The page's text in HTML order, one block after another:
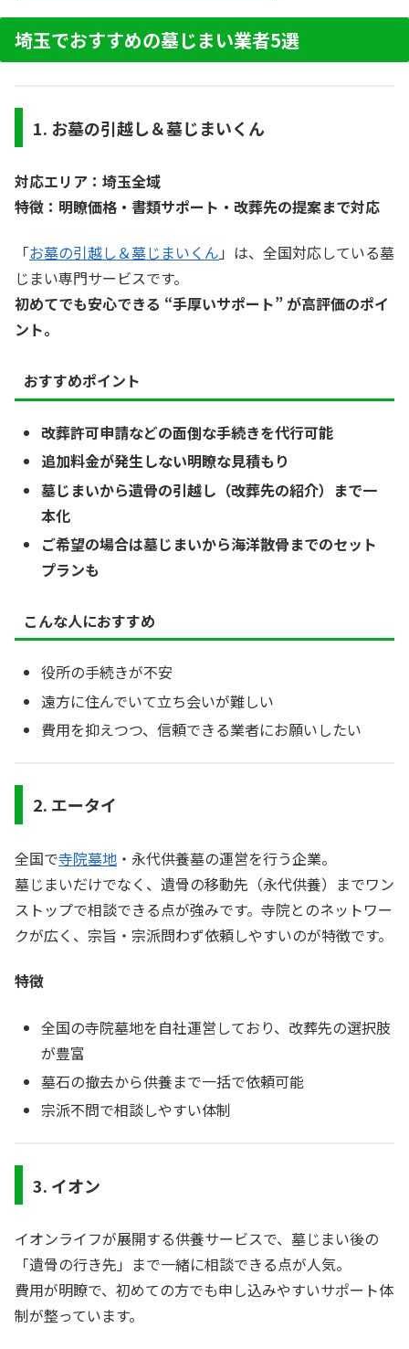
埼玉でおすすめの墓じまい業者5選
1. お墓の引越し＆墓じまいくん
対応エリア：埼玉全域
特徴：明瞭価格・書類サポート・改葬先の提案まで対応
「お墓の引越し＆墓じまいくん 」は、全国対応している墓
じまい専門サービスです。
初めてでも安心できる “手厚いサポート” が高評価のポイ
ント。
おすすめポイント
改葬許可申請などの面倒な手続きを代行可能
追加料金が発生しない明瞭な見積もり
墓じまいから遺骨の引越し（改葬先の紹介）まで一
本化
ご希望の場合は墓じまいから海洋散骨までのセット
プランも
こんな人におすすめ
役所の手続きが不安
遠方に住んでいて立ち会いが難しい
費用を抑えつつ、信頼できる業者にお願いしたい
2. エータイ
全国で寺院墓地 ・永代供養墓の運営を行う企業。
墓じまいだけでなく、遺骨の移動先（永代供養）までワン
ストップで相談できる点が強みです。寺院とのネットワー
クが広く、宗旨・宗派問わず依頼しやすいのが特徴です。
特徴
全国の寺院墓地を自社運営しており、改葬先の選択肢
が豊富
墓石の撤去から供養まで一括で依頼可能
宗派不問で相談しやすい体制
3. イオン
イオンライフが展開する供養サービスで、墓じまい後の
「遺骨の行き先」まで一緒に相談できる点が人気。
費用が明瞭で、初めての方でも申し込みやすいサポート体
制が整っています。